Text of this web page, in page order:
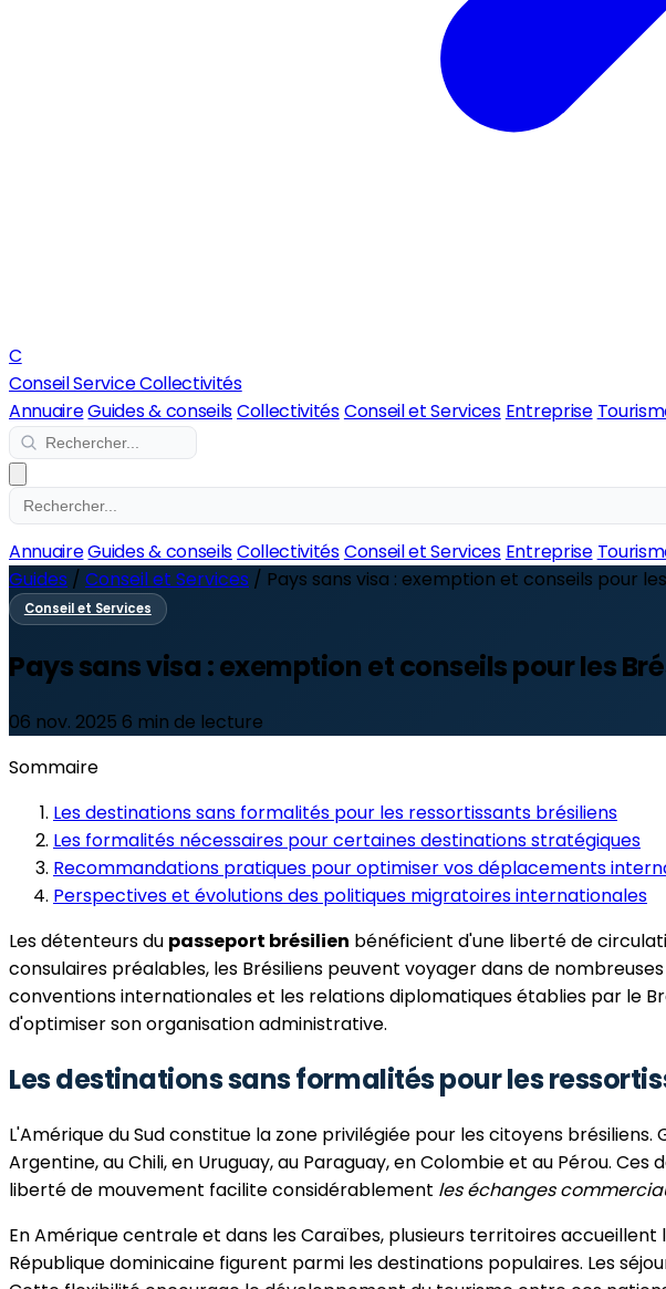
C
Conseil Service Collectivités
AnnuaireGuides & conseilsCollectivitésConseil et Services Entreprise
AnnuaireGuides & conseilsCollectivitésConseil et Services Entreprise
Guides / Conseil et Services / Pays sans visa : exemption et conseils pour
Conseil et Services
Pays sans visa : exemption et conseils pour les
06 nov. 2025 6 min de lecture
Sommaire
Les destinations sans formalités pour les ressortissants brésiliens
Les formalités nécessaires pour certaines destinations stratégiques
Recommandations pratiques pour optimiser vos déplacements
Perspectives et évolutions des politiques migratoires internationales
Les détenteurs du passeport brésilien bénéficient d'une liberté de
consulaires préalables, les Brésiliens peuvent voyager dans de
conventions internationales et les relations diplomatiques établies par le
d'optimiser son organisation administrative.
Les destinations sans formalités pour les
L'Amérique du Sud constitue la zone privilégiée pour les citoyens brésiliens.
Argentine, au Chili, en Uruguay, au Paraguay, en Colombie et au Pérou.
liberté de mouvement facilite considérablement les échanges
En Amérique centrale et dans les Caraïbes, plusieurs territoires
République dominicaine figurent parmi les destinations populaires. Les